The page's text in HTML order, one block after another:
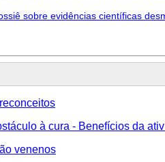
sobre evidências científicas
à cura - Benefícios da
venenos